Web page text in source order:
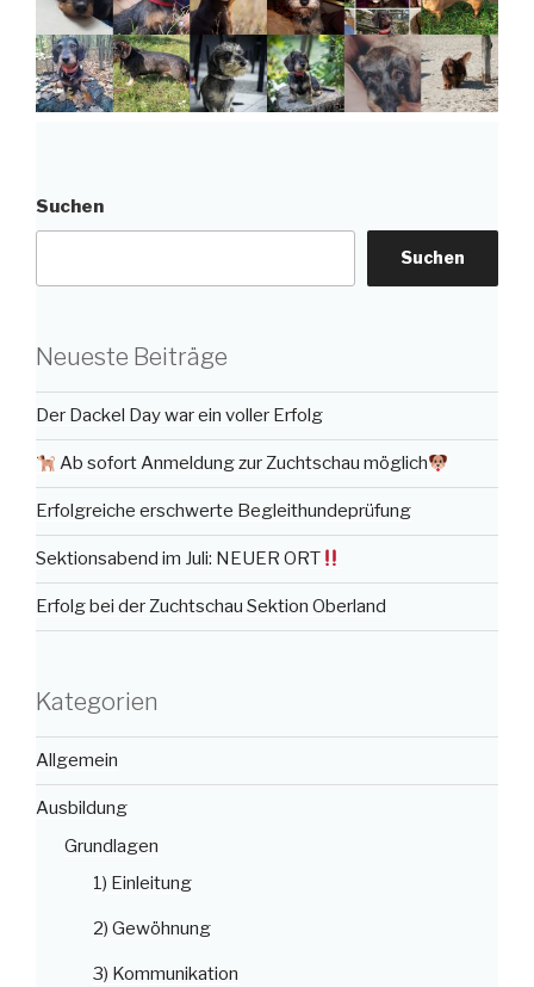
Suchen
Suchen
Neueste Beiträge
Der Dackel Day war ein voller Erfolg
Ab sofort Anmeldung zur Zuchtschau möglich
Erfolgreiche erschwerte Begleithundeprüfung
Sektionsabend im Juli: NEUER ORT
Erfolg bei der Zuchtschau Sektion Oberland
Kategorien
Allgemein
Ausbildung
Grundlagen
1) Einleitung
2) Gewöhnung
3) Kommunikation